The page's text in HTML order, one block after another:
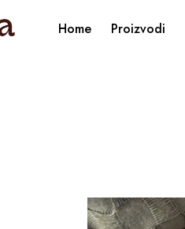
Home Proizvodi